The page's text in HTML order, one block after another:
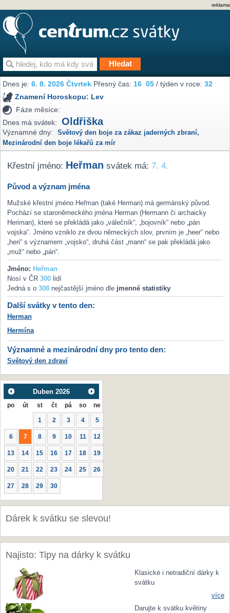
reklama
Dnes je:6. 8. 2026 Čtvrtek Přesný čas:16 05 / týden v roce:32
Znamení Horoskopu: Lev
Fáze měsíce:
Dnes má svátek:
Oldřiška
Významné dny: Světový den boje za zákaz jaderných zbraní,
Mezinárodní den boje lékařů za mír
Křestní jméno: Heřman svátek má: 7. 4.
Původ a význam jména
Mužské křestní jméno Heřman (také Herman) má germánský původ.
Pochází se staroněmeckého jména Herman (Hermann či archaicky
Heriman), které se překládá jako „válečník“, „bojovník“ nebo „pán
vojska“. Jméno vzniklo ze dvou německých slov, prvním je „heer“ nebo
„heri“ s významem „vojsko“, druhá část „mann“ se pak překládá jako
„muž“ nebo „pán“.
Jméno: Heřman
Nosí v ČR 300lidí
Jedná s o 308nejčastější jméno dle jmenné statistiky
Další svátky v tento den:
Herman
Hermína
Významné a mezinárodní dny pro tento den:
Světový den zdraví
Duben 2026
po út st čt pá so ne
1 2 3 4 5
6 7 8 9 10 11 12
13 14 15 16 17 18 19
20 21 22 23 24 25 26
27 28 29 30
Dárek k svátku se slevou!
Najisto: Tipy na dárky k svátku
Klasické i netradiční dárky k
svátku
více
Darujte k svátku květiny